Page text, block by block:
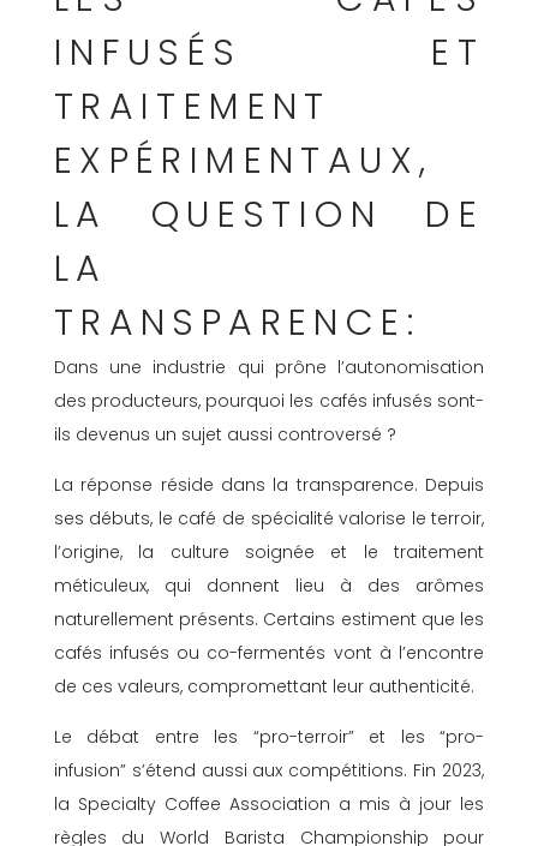
INFUSÉS ET
TRAITEMENT
EXPÉRIMENTAUX,
LA QUESTION DE
LA
TRANSPARENCE:
Dans une industrie qui prône l’autonomisation
des producteurs, pourquoi les cafés infusés sont-
ils devenus un sujet aussi controversé ?
La réponse réside dans la transparence. Depuis
ses débuts, le café de spécialité valorise le terroir,
l’origine, la culture soignée et le traitement
méticuleux, qui donnent lieu à des arômes
naturellement présents. Certains estiment que les
cafés infusés ou co-fermentés vont à l’encontre
de ces valeurs, compromettant leur authenticité.
Le débat entre les “pro-terroir” et les “pro-
infusion” s’étend aussi aux compétitions. Fin 2023,
la Specialty Coffee Association a mis à jour les
règles du World Barista Championship pour